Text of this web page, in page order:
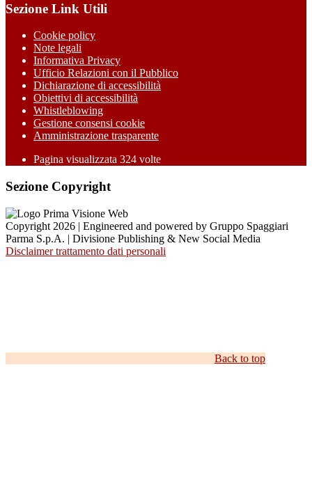
Sezione Link Utili
Cookie policy
Note legali
Informativa Privacy
Ufficio Relazioni con il Pubblico
Dichiarazione di accessibilità
Obiettivi di accessibilità
Whistleblowing
Gestione consensi cookie
Amministrazione trasparente
Pagina visualizzata 324 volte
Sezione Copyright
Copyright 2026 | Engineered and powered by Gruppo Spaggiari
Parma S.p.A. | Divisione Publishing & New Social Media
Disclaimer trattamento dati personali
Back to top